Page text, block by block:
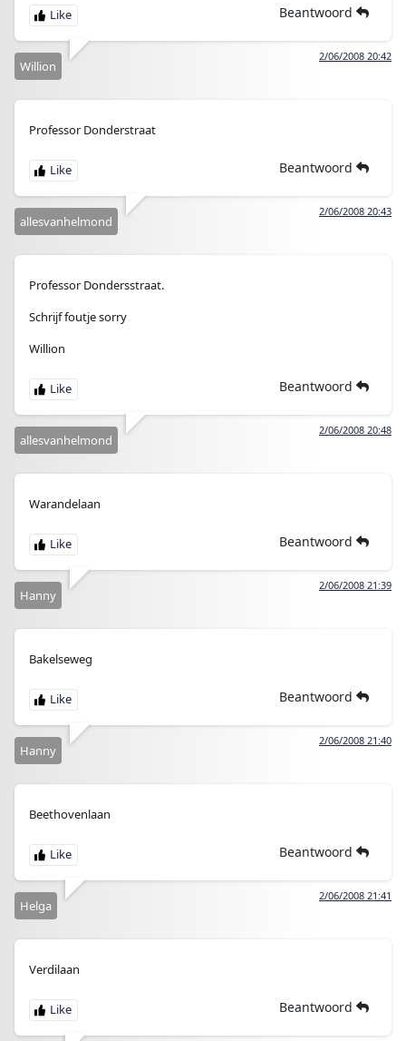
Beantwoord
2/06/2008 20:42
Willion
Professor Donderstraat
Beantwoord
2/06/2008 20:43
allesvanhelmond
Professor Dondersstraat.
Schrijf foutje sorry
Willion
Beantwoord
2/06/2008 20:48
allesvanhelmond
Warandelaan
Beantwoord
2/06/2008 21:39
Hanny
Bakelseweg
Beantwoord
2/06/2008 21:40
Hanny
Beethovenlaan
Beantwoord
2/06/2008 21:41
Helga
Verdilaan
Beantwoord